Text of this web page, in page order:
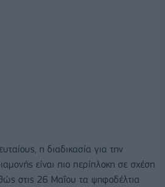
η διαδικασία για την
είναι πιο περίπλοκη σε σχέση
στις 26 Μαΐου τα ψηφοδέλτια